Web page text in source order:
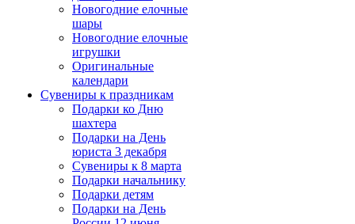
Новогодние елочные
шары
Новогодние елочные
игрушки
Оригинальные
календари
Сувениры к праздникам
Подарки ко Дню
шахтера
Подарки на День
юриста 3 декабря
Сувениры к 8 марта
Подарки начальнику
Подарки детям
Подарки на День